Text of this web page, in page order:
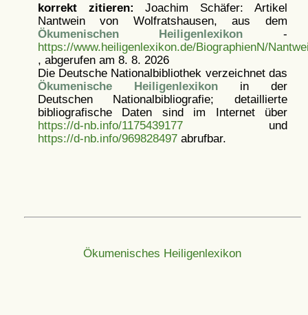
korrekt zitieren: Joachim Schäfer: Artikel
Nantwein von Wolfratshausen, aus dem
Ökumenischen Heiligenlexikon -
https://www.heiligenlexikon.de/BiographienN/
, abgerufen am 8. 8. 2026
Die Deutsche Nationalbibliothek verzeichnet das
Ökumenische Heiligenlexikonin der
Deutschen Nationalbibliografie; detaillierte
bibliografische Daten sind im Internet über
https://d-nb.info/1175439177und
https://d-nb.info/969828497abrufbar.
Ökumenisches Heiligenlexikon